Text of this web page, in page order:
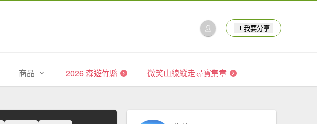
我要分享
商品 2026 森遊竹縣 微笑山線縱走尋寶集章